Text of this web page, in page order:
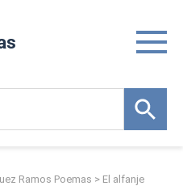
Ramos Poemas > El alfanje